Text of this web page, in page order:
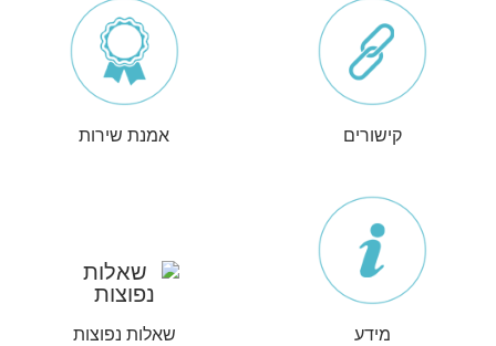
קישורים אמנת שירות
מידע שאלות נפוצות